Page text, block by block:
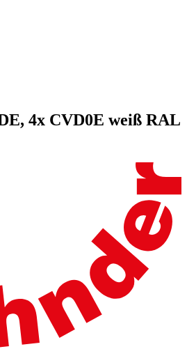
4x CVD0E weiß RAL